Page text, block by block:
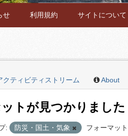
せ 利用規約 サイトについて
クティビティストリーム About
トが見つかりました
: 防災・国土・気象 フォーマッ